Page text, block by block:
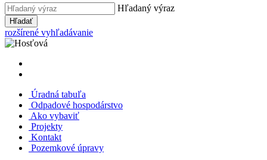
Hľadaný výraz
Hľadať
rozšírené vyhľadávanie
Úradná tabuľa
Odpadové hospodárstvo
Ako vybaviť
Projekty
Kontakt
Pozemkové úpravy